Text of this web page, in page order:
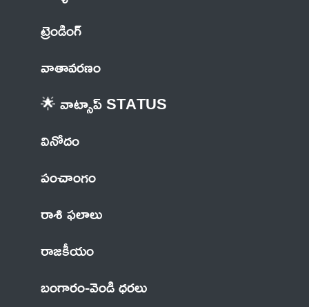
ట్రెండింగ్
వాతావరణం
🌟 వాట్సాప్ STATUS
వినోదం
పంచాంగం
రాశి ఫలాలు
రాజకీయం
బంగారం-వెండి ధరలు